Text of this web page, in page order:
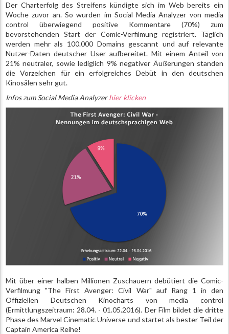
Der Charterfolg des Streifens kündigte sich im Web bereits ein
Woche zuvor an. So wurden im Social Media Analyzer von media
control überwiegend positive Kommentare (70%) zum
bevorstehenden Start der Comic-Verfilmung registriert. Täglich
werden mehr als 100.000 Domains gescannt und auf relevante
Nutzer-Daten deutscher User aufbereitet. Mit einem Anteil von
21% neutraler, sowie lediglich 9% negativer Äußerungen standen
die Vorzeichen für ein erfolgreiches Debüt in den deutschen
Kinosälen sehr gut.
Infos zum Social Media Analyzerhier klicken
Mit über einer halben Millionen Zuschauern debütiert die Comic-
Verfilmung "The First Avenger: Civil War" auf Rang 1 in den
Offiziellen Deutschen Kinocharts von media control
(Ermittlungszeitraum: 28.04. - 01.05.2016). Der Film bildet die dritte
Phase des Marvel Cinematic Universe und startet als bester Teil der
Captain America Reihe!